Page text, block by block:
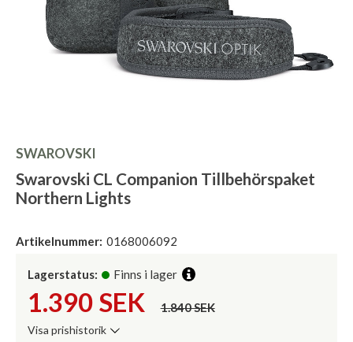
SWAROVSKI
Swarovski CL Companion Tillbehörspaket
Northern Lights
Artikelnummer: 0168006092
Lagerstatus: Finns i lager
1.390 SEK 1.840 SEK
Visa prishistorik